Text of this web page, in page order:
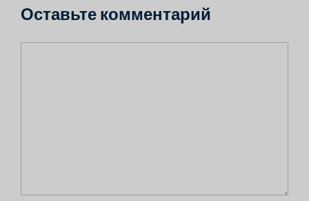
Оставьте комментарий